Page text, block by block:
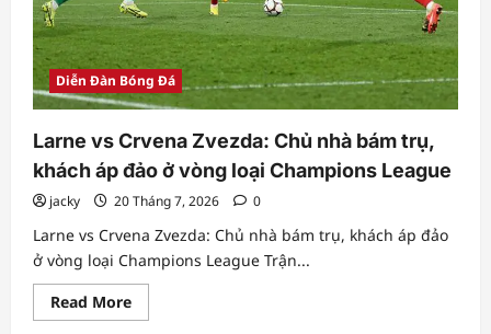
Diễn Đàn Bóng Đá
Larne vs Crvena Zvezda: Chủ nhà bám trụ,
khách áp đảo ở vòng loại Champions League
jacky 20 Tháng 7, 2026 0
Larne vs Crvena Zvezda: Chủ nhà bám trụ, khách áp đảo
ở vòng loại Champions League Trận...
Read MoreRead
more